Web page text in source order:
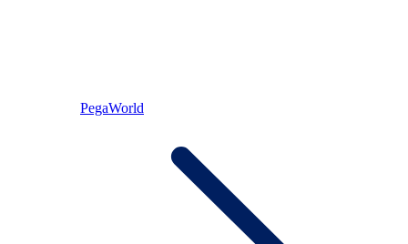
PegaWorld